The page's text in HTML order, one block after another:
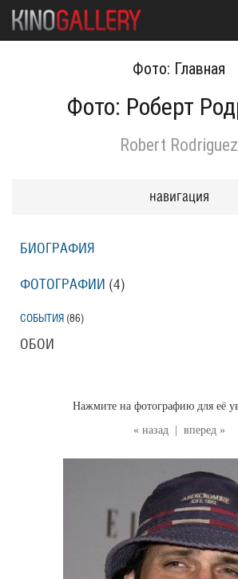
Фото: Главная
Фото: Роберт
Robert Rodriguez
« назад вперед »
Нажмите на фотографию для её
навигация
БИОГРАФИЯ
ФОТОГРАФИИ (4)
СОБЫТИЯ (86)
ОБОИ